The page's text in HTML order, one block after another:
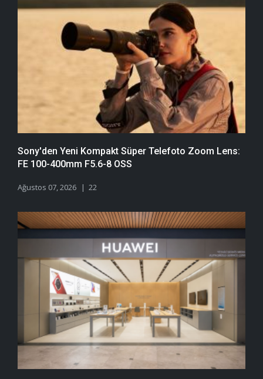
Sony'den Yeni Kompakt Süper Telefoto Zoom Lens:
FE 100-400mm F5.6-8 OSS
Ağustos 07, 2026 22